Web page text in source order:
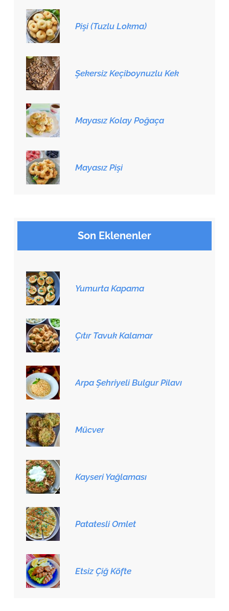
Pişi (Tuzlu Lokma)
Şekersiz Keçiboynuzlu Kek
Mayasız Kolay Poğaça
Mayasız Pişi
Son Eklenenler
Yumurta Kapama
Çıtır Tavuk Kalamar
Arpa Şehriyeli Bulgur Pilavı
Mücver
Kayseri Yağlaması
Patatesli Omlet
Etsiz Çiğ Köfte